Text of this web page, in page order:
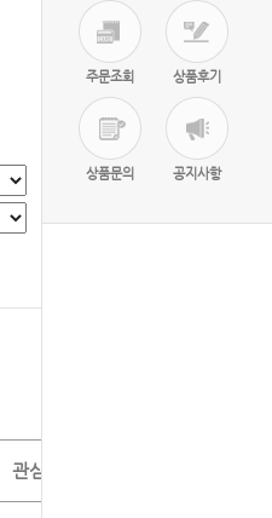
관심상품
주문조회 상품후기
상품문의 공지사항